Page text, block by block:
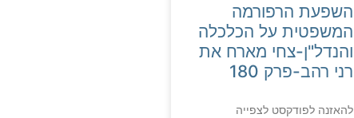
השפעת הרפורמה
המשפטית על הכלכלה
והנדל"ן-צחי מארח את
רני רהב-פרק 180
להאזנה לפודקסט לצפייה